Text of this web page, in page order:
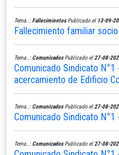
Tema..: FallecimientosPublicado el 13-09-
Fallecimiento familiar
Tema..: ComunicadosPublicado el 27-08-
Comunicado Sindicato N°1
acercamiento de Edificio
Tema..: ComunicadosPublicado el 27-08-
Comunicado Sindicato N°1
Tema..: ComunicadosPublicado el 27-08-